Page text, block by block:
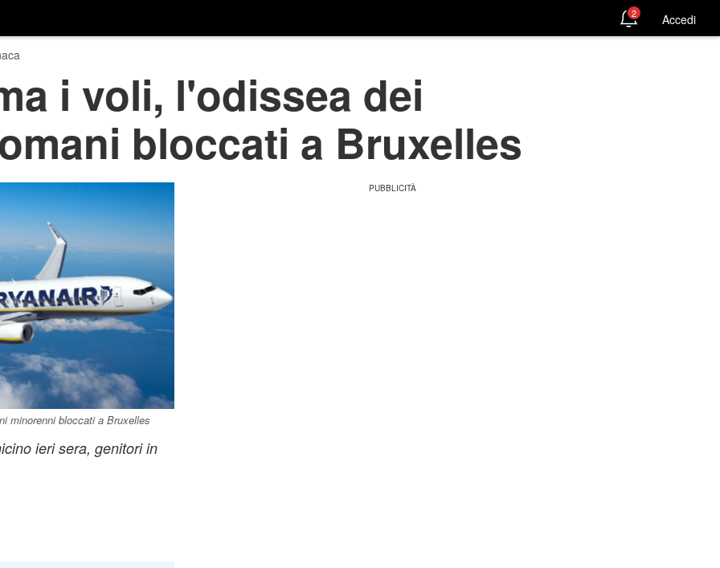
2 Accedi
i voli, l'odissea dei
bloccati a Bruxelles
minorenni bloccati a Bruxelles
ieri sera, genitori in